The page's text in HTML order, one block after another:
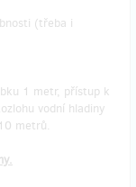
(třeba i
1 metr, přístup k
vodní hladiny
metrů.